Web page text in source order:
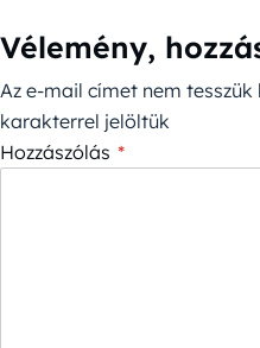
Vélemény,
Az e-mail címet nem tesszük
karakterrel jelöltük
Hozzászólás *